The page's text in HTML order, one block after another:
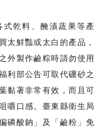
乾料、醃漬蔬果等產
太鮮豔或太白的產品，
外製作鹼粽時請勿使用
利部公告可取代硼砂之
黏著非常有效，而且可
嚼口感。臺東縣衛生局
磷酸鈉」及「鹼粉」免